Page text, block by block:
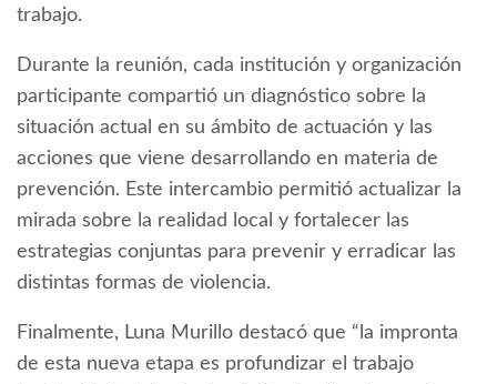
trabajo.
Durante la reunión, cada institución y organización
participante compartió un diagnóstico sobre la
situación actual en su ámbito de actuación y las
acciones que viene desarrollando en materia de
prevención. Este intercambio permitió actualizar la
mirada sobre la realidad local y fortalecer las
estrategias conjuntas para prevenir y erradicar las
distintas formas de violencia.
Finalmente, Luna Murillo destacó que “la impronta
de esta nueva etapa es profundizar el trabajo